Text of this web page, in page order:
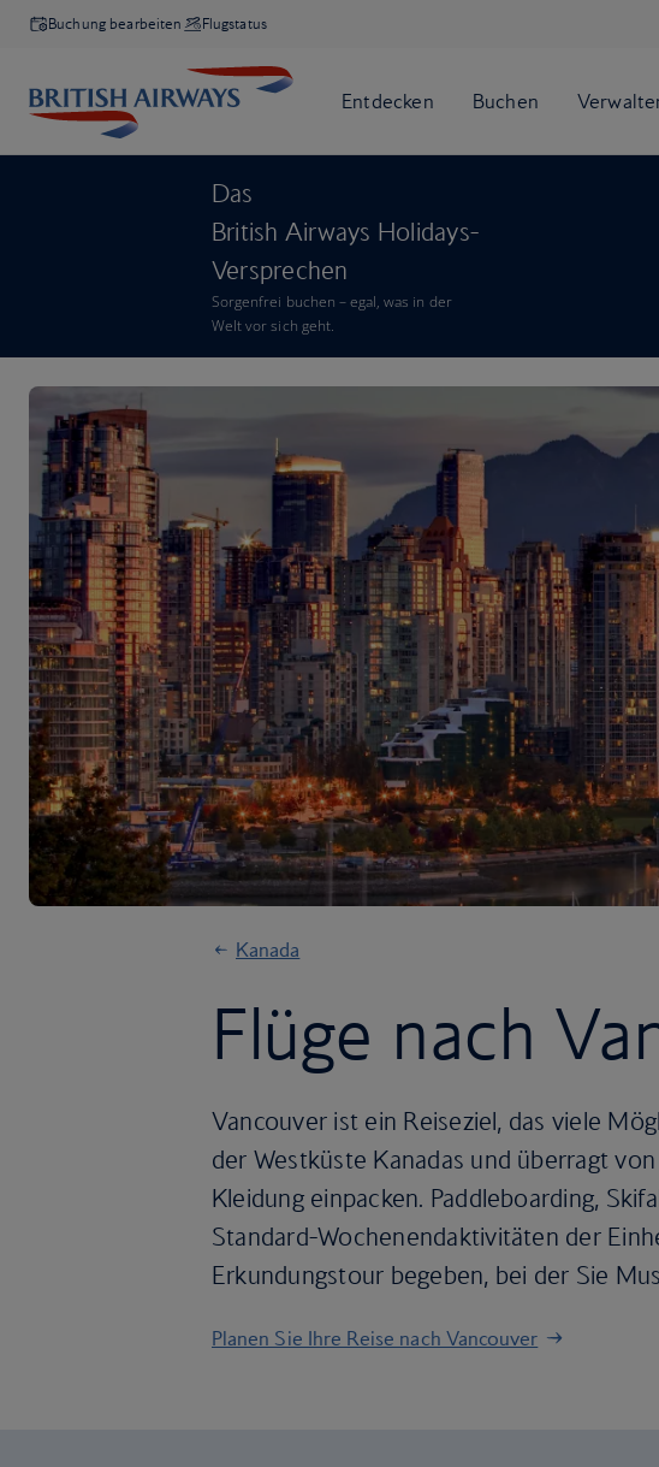
Buchung bearbeiten Flugstatus
Das
British Airways Holidays-
Versprechen
Sorgenfrei buchen – egal, was in der
Welt vor sich geht.
Kanada
Flüge nach
Vancouver ist ein Reiseziel, das viele
der Westküste Kanadas und überragt
Kleidung einpacken. Paddleboarding,
Standard-Wochenendaktivitäten der
Erkundungstour begeben, bei der Sie
Planen Sie Ihre Reise nach Vancouver